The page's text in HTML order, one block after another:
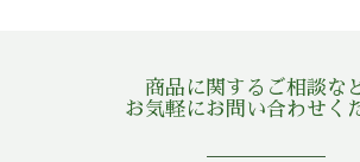
商品に関するご相談な
お気軽にお問い合わせく